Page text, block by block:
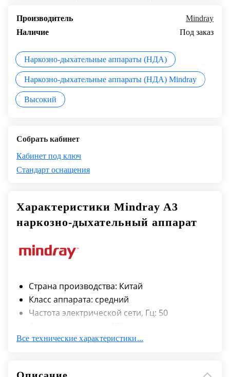
Производитель
Mindray
Наличие
Под заказ
Наркозно-дыхательные аппараты (НДА)
Наркозно-дыхательные аппараты (НДА) Mindray
Высокий
Собрать кабинет
Кабинет под ключ
Стандарт оснащения
Характеристики Mindray A3
наркозно-дыхательный аппарат
Страна производства: Китай
Класс аппарата: средний
Частота электрической сети, Гц: 50
Тип дисплея: ЖК, сенсорный, цветной
Все технические характеристики...